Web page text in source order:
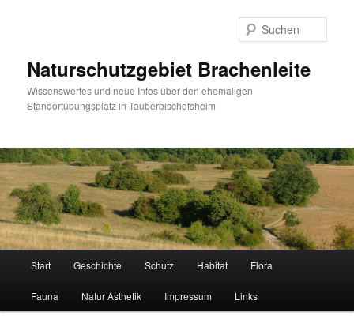
Naturschutzgebiet Brachenleite
Wissenswertes und neue Infos über den ehemaligen
Standortübungsplatz in Tauberbischofsheim
Start Geschichte Schutz Habitat Flora
Fauna Natur Ästhetik Impressum Links